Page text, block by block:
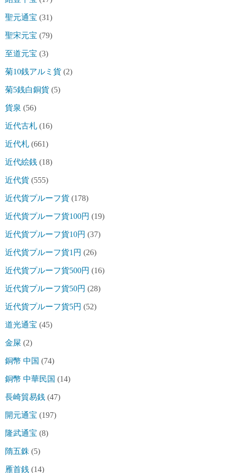
聖元通宝 (31)
聖宋元宝 (79)
至道元宝 (3)
菊10銭アルミ貨 (2)
菊5銭白銅貨 (5)
貨泉 (56)
近代古札 (16)
近代札 (661)
近代絵銭 (18)
近代貨 (555)
近代貨プルーフ貨 (178)
近代貨プルーフ貨100円 (19)
近代貨プルーフ貨10円 (37)
近代貨プルーフ貨1円 (26)
近代貨プルーフ貨500円 (16)
近代貨プルーフ貨50円 (28)
近代貨プルーフ貨5円 (52)
道光通宝 (45)
金屎 (2)
銅幣 中国 (74)
銅幣 中華民国 (14)
長崎貿易銭 (47)
開元通宝 (197)
隆武通宝 (8)
隋五銖 (5)
雁首銭 (14)